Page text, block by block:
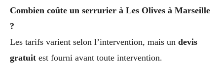
Combien coûte un serrurier à Les Olives à Marseille
?
Les tarifs varient selon l’intervention, mais un devis
gratuit est fourni avant toute intervention.